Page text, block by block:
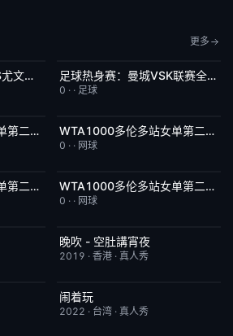
更多
5.0
足球热身赛：切尔西VS尤文图斯20260805 今日更新 8.0足球热身赛：曼城VSK联赛全明星20260805
0 · · 足球
7.0WTA1000多伦多站女单第二轮：陶森VS巴图科娃 今日更新 6.0WTA1000多伦多站女单第二轮：萨巴伦卡VS内岛萌夏
0 · · 网球
5.0WTA1000多伦多站女单第二轮：科斯秋克VS谢博芙 今日更新 4.0WTA1000多伦多站女单第二轮：贝莱克VS斯瓦泰克
0 · · 网球
更新至第334期
晚吹 - 空肚講宵夜
2019 · 香港 · 真人秀
昨日更新
闹着玩
2022 · 台湾 · 真人秀